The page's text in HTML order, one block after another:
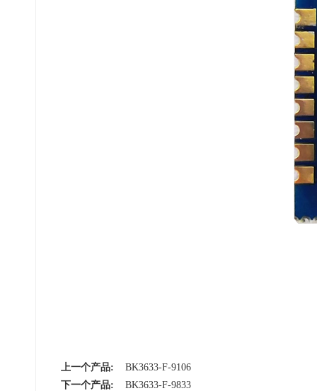
上一个产品:
BK3633-F-9106
下一个产品:
BK3633-F-9833